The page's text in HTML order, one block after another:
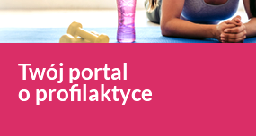
Twój portal
o profilaktyce